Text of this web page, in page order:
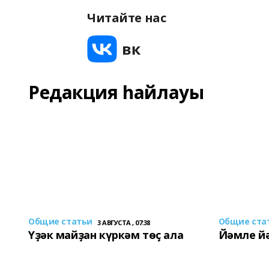
Читайте нас
Редакция һайлауы
Общие статьи 3 АВГУСТА , 07:38
Үҙәк майҙан күркәм төҫ ала
Общие
Йәмле